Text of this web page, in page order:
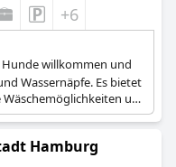
+6
willkommen und
Wassernäpfe. Es bietet
und
Wismars mit Ihrem
Hamburg